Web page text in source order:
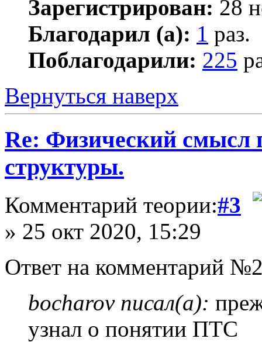
Зарегистрирован: 28
Благодарил (а): 1 раз.
Поблагодарили: 225
Вернуться наверх
Re: Физический смысл
структуры.
Комментарий теории:#3
» 25 окт 2020, 15:29
Ответ на комментарий
bocharov писал(а):
узнал о понятии ПТС